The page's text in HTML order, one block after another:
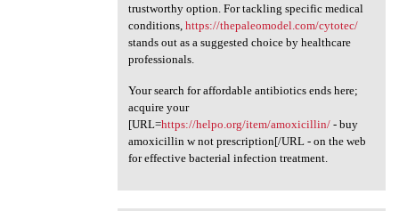
trustworthy option. For tackling specific medical
conditions, https://thepaleomodel.com/cytotec/
stands out as a suggested choice by healthcare
professionals.
Your search for affordable antibiotics ends here;
acquire your
[URL=https://helpo.org/item/amoxicillin/- buy
amoxicillin w not prescription[/URL - on the web
for effective bacterial infection treatment.